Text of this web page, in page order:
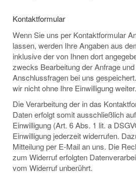
Kontaktformular
Wenn Sie uns per Kontaktformular
lassen, werden Ihre Angaben aus
inklusive der von Ihnen dort
zwecks Bearbeitung der Anfrage
Anschlussfragen bei uns
wir nicht ohne Ihre Einwilligung weiter.
Die Verarbeitung der in das
Daten erfolgt somit ausschließlich
Einwilligung (Art. 6 Abs. 1 lit. a
Einwilligung jederzeit widerrufen.
Mitteilung per E-Mail an uns. Die
zum Widerruf erfolgten
vom Widerruf unberührt.